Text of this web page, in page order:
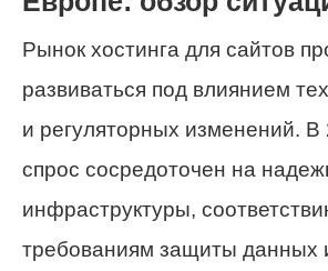
Рынок хостинга для сайтов
развиваться под влиянием
и регуляторных изменений. В
спрос сосредоточен на
инфраструктуры,
требованиям защиты данных